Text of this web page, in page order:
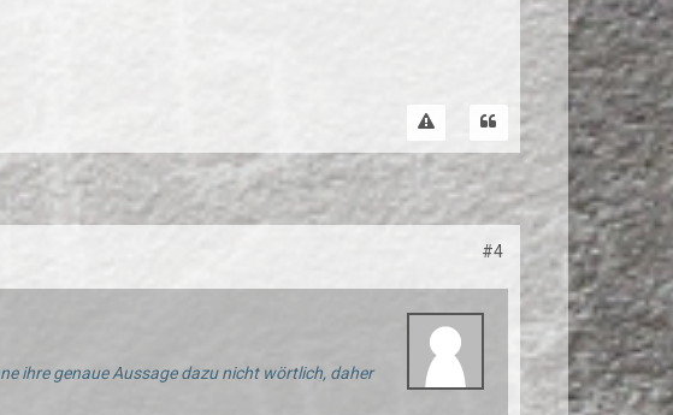
#4
ihre genaue Aussage dazu nicht wörtlich, daher